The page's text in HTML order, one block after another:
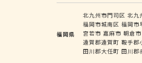
福岡県
北九州市門司区 北九
福岡市城南区 福岡市
宮若市 嘉麻市 朝倉市
遠賀郡遠賀町 鞍手郡
田川郡大任町 田川郡